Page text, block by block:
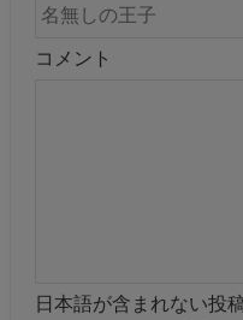
コメント
日本語が含まれない投